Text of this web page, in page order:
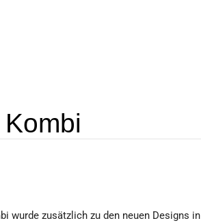
wurde zusätzlich zu den neuen Designs